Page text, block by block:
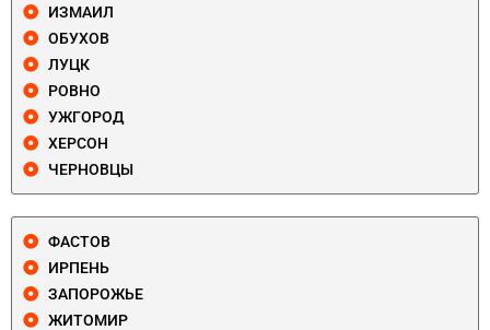
ИЗМАИЛ
ОБУХОВ
ЛУЦК
РОВНО
УЖГОРОД
ХЕРСОН
ЧЕРНОВЦЫ
ФАСТОВ
ИРПЕНЬ
ЗАПОРОЖЬЕ
ЖИТОМИР